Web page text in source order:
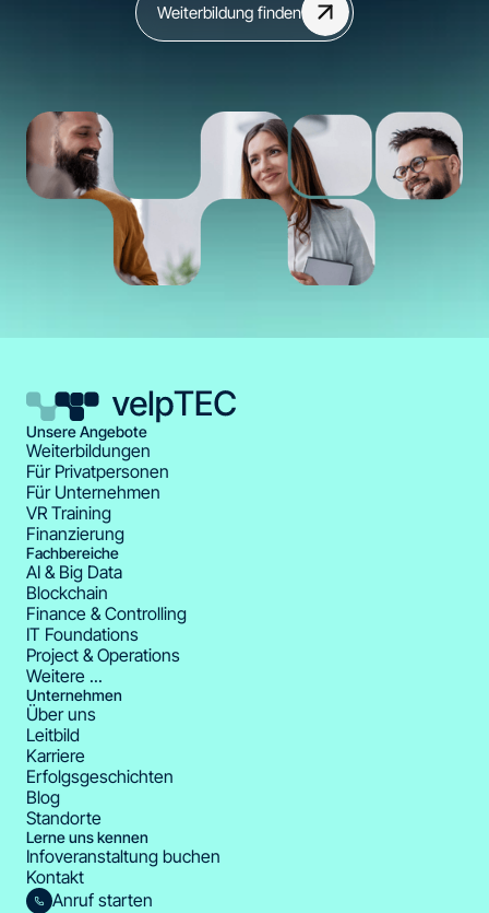
Weiterbildung finden
Unsere Angebote
Weiterbildungen
Für Privatpersonen
Für Unternehmen
VR Training
Finanzierung
Fachbereiche
AI & Big Data
Blockchain
Finance & Controlling
IT Foundations
Project & Operations
Weitere ...
Unternehmen
Über uns
Leitbild
Karriere
Erfolgsgeschichten
Blog
Standorte
Lerne uns kennen
Infoveranstaltung buchen
Kontakt
Anruf starten